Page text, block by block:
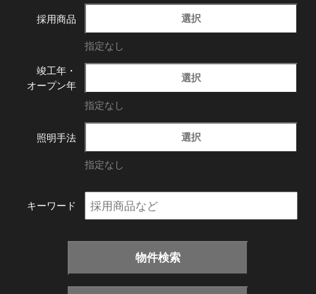
採用商品 選択
指定なし
竣工年・
オープン年
選択
指定なし
照明手法 選択
指定なし
キーワード
物件検索